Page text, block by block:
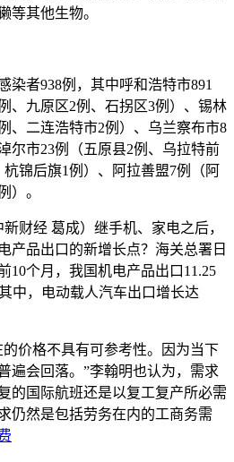
等其他生物。
染者938例， 其中呼和浩特市891
、九原区2例、石拐区3例）、锡林
、二连浩特市2例）、乌兰察布市8
尔市23例（五原县2例、乌拉特前
锦后旗1例）、阿拉善盟7例（阿
）。
经 葛成）继手机、家电之后，
产品出口的新增长点？海关总署日
10个月，我国机电产品出口11.25
中，电动载人汽车出口增长达
价格不具有可参考性。因为当下
遍会回落。”李翰明也认为，需求
的国际航班还是以复工复产所必需
仍然是包括劳务在内的工商务需